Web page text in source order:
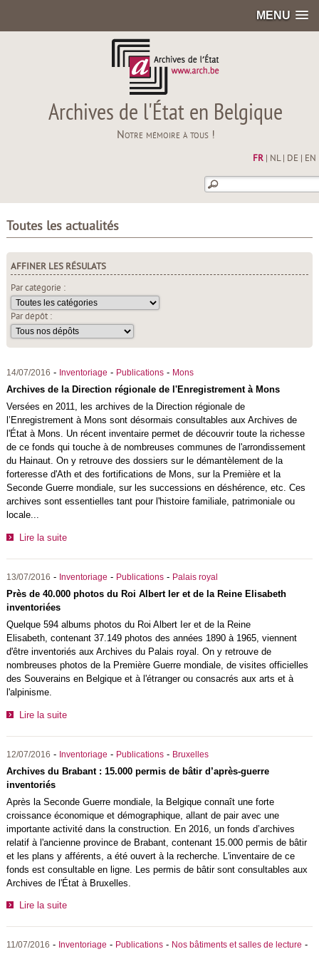
MENU
Archives de l'État en Belgique
Notre mémoire à tous !
FR| NL| DE EN
Toutes les actualités
AFFINER LES RÉSULATS
Par catégorie :
Par dépôt :
14/07/2016 - Inventoriage - Publications- Mons
Archives de la Direction régionale de l'Enregistrement à Mons
Versées en 2011, les archives de la Direction régionale de
l’Enregistrement à Mons sont désormais consultables aux Archives de
l'État à Mons. Un récent inventaire permet de découvrir toute la richesse
de ce fonds qui touche à de nombreuses communes de l'arrondissement
du Hainaut. On y retrouve des dossiers sur le démantèlement de la
forteresse d'Ath et des fortifications de Mons, sur la Première et la
Seconde Guerre mondiale, sur les successions en déshérence, etc. Ces
archives sont essentielles tant pour l'histoire familiale, patrimoniale ou
locale...
Lire la suite
13/07/2016 - Inventoriage - Publications- Palais royal
Près de 40.000 photos du Roi Albert Ier et de la Reine Elisabeth
inventoriées
Quelque 594 albums photos du Roi Albert Ier et de la Reine
Elisabeth, contenant 37.149 photos des années 1890 à 1965, viennent
d'être inventoriés aux Archives du Palais royal. On y retrouve de
nombreuses photos de la Première Guerre mondiale, de visites officielles
des Souverains en Belgique et à l'étranger ou consacrés aux arts et à
l'alpinisme.
Lire la suite
12/07/2016 - Inventoriage - Publications- Bruxelles
Archives du Brabant : 15.000 permis de bâtir d’après-guerre
inventoriés
Après la Seconde Guerre mondiale, la Belgique connaît une forte
croissance économique et démographique, allant de pair avec une
importante activité dans la construction. En 2016, un fonds d’archives
relatif à l'ancienne province de Brabant, contenant 15.000 permis de bâtir
et les plans y afférents, a été ouvert à la recherche. L'inventaire de ce
fonds est consultable en ligne. Les permis de bâtir sont consultables aux
Archives de l'État à Bruxelles.
Lire la suite
11/07/2016 - Inventoriage - Publications- Nos bâtiments et salles de lecture -